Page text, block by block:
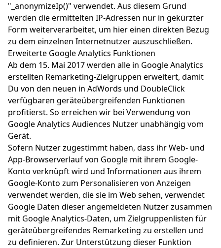
"_anonymizeIp()" verwendet. Aus diesem Grund
werden die ermittelten IP-Adressen nur in gekürzter
Form weiterverarbeitet, um hier einen direkten Bezug
zu dem einzelnen Internetnutzer auszuschließen.
Erweiterte Google Analytics Funktionen
Ab dem 15. Mai 2017 werden alle in Google Analytics
erstellten Remarketing-Zielgruppen erweitert, damit
Du von den neuen in AdWords und DoubleClick
verfügbaren geräteübergreifenden Funktionen
profitierst. So erreichen wir bei Verwendung von
Google Analytics Audiences Nutzer unabhängig vom
Gerät.
Sofern Nutzer zugestimmt haben, dass ihr Web- und
App-Browserverlauf von Google mit ihrem Google-
Konto verknüpft wird und Informationen aus ihrem
Google-Konto zum Personalisieren von Anzeigen
verwendet werden, die sie im Web sehen, verwendet
Google Daten dieser angemeldeten Nutzer zusammen
mit Google Analytics-Daten, um Zielgruppenlisten für
geräteübergreifendes Remarketing zu erstellen und
zu definieren. Zur Unterstützung dieser Funktion